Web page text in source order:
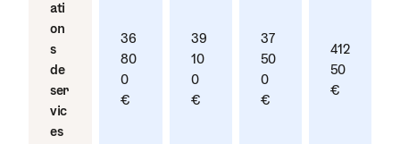
ati
on
s
de
ser
vic
es
36
80
0
€
39
10
0
€
37
50
0
€
41 2
50
€